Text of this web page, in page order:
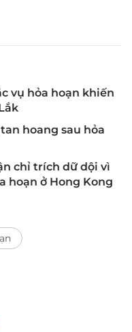
vụ hỏa hoạn khiến
hoang sau hỏa
chỉ trích dữ dội vì
hoạn ở Hong Kong